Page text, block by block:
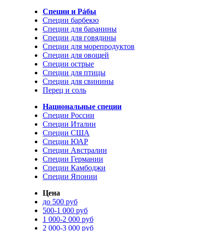
Специи и Рáбы
Специи барбекю
Специи для баранины
Специи для говядины
Специи для морепродуктов
Специи для овощей
Специи острые
Специи для птицы
Специи для свинины
Перец и соль
Национальные специи
Специи России
Специи Италии
Специи США
Специи ЮАР
Специи Австралии
Специи Германии
Специи Камбоджи
Специи Японии
Цена
до 500 руб
500-1 000 руб
1 000-2 000 руб
2 000-3 000 руб